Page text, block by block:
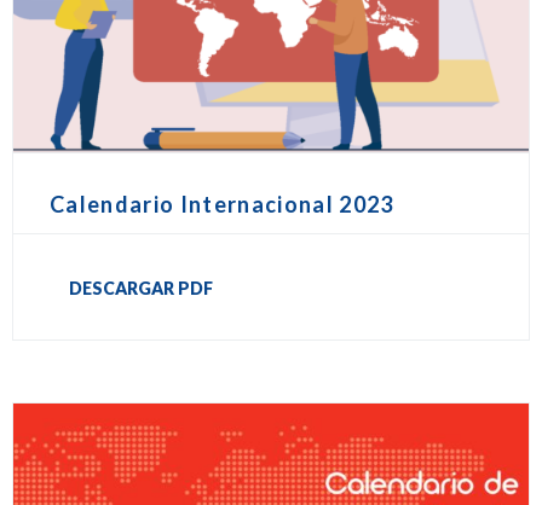
Calendario Internacional 2023
DESCARGAR PDF